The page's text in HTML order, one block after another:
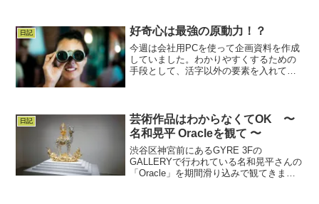
初歩的なことで、提案書や企画書に限っ
た話でもないのですが、資...
日記 好奇心は最強の原動力！？
今週は会社用PCを使って企画資料を作成
していました。わかりやすくするための
手段として、活字以外の要素を入れてい
成、大まかな文章内容、各...
日記
芸術作品はわからなくてOK 〜
名和晃平 Oracleを観て 〜
渋谷区神宮前にあるGYRE 3Fの
GALLERYで行われている名和晃平さんの
「Oracle」を期間滑り込みで観てきまし